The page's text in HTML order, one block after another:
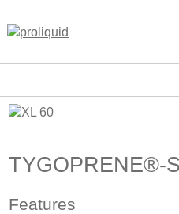
TYGOPRENE®-
Features